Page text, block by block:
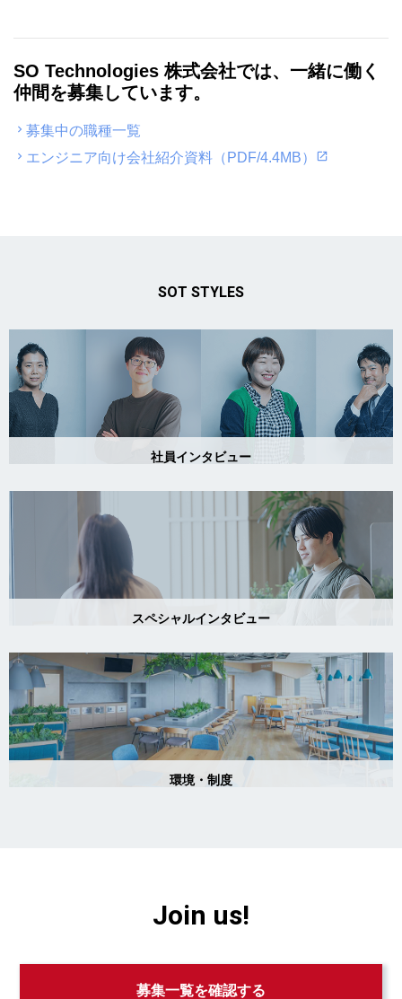
SO Technologies 株式会社では、一緒に働く
仲間を募集しています。
chevron_right 募集中の職種一覧
chevron_right エンジニア向け会社紹介資料（PDF/4.4MB） open_in_new
SOT STYLES
Join us!
募集一覧を確認する